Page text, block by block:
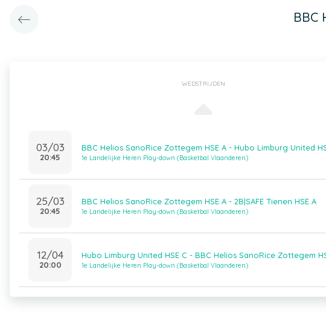
BBC
WEDSTRIJDEN
03/03
20:45
BBC Helios SanoRice Zottegem HSE A - Hubo Limburg United
1e Landelijke Heren Play-down (Basketbal Vlaanderen)
25/03
20:45
BBC Helios SanoRice Zottegem HSE A - 2B|SAFE Tienen HSE A
1e Landelijke Heren Play-down (Basketbal Vlaanderen)
12/04
20:00
Hubo Limburg United HSE C - BBC Helios SanoRice Zottegem
1e Landelijke Heren Play-down (Basketbal Vlaanderen)